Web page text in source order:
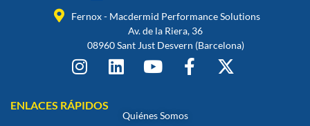
Fernox - Macdermid Performance Solutions
Av. de la Riera, 36
08960 Sant Just Desvern (Barcelona)
ENLACES RÁPIDOS
Quiénes Somos